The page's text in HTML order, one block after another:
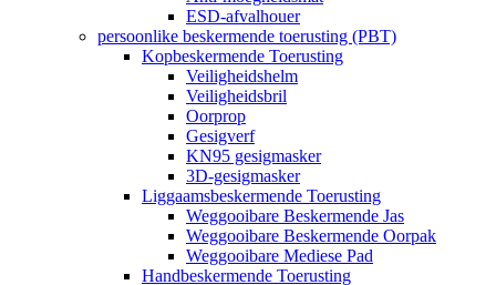
ESD-afvalhouer
persoonlike beskermende toerusting (PBT)
Kopbeskermende Toerusting
Veiligheidshelm
Veiligheidsbril
Oorprop
Gesigverf
KN95 gesigmasker
3D-gesigmasker
Liggaamsbeskermende Toerusting
Weggooibare Beskermende Jas
Weggooibare Beskermende Oorpak
Weggooibare Mediese Pad
Handbeskermende Toerusting